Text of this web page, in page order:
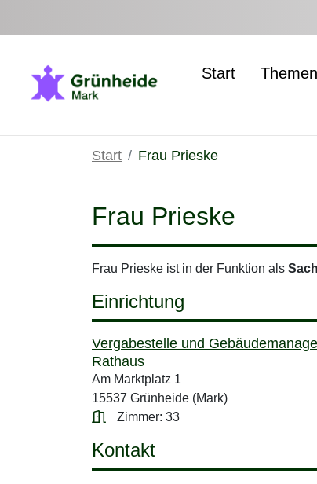
Start
Start Frau Prieske
Frau Prieske
Frau Prieske ist in der Funktion als
Einrichtung
Vergabestelle und
Rathaus
Am Marktplatz 1
15537 Grünheide (Mark)
Zimmer: 33
Kontakt